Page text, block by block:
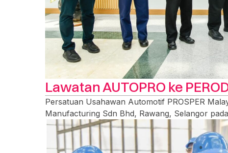
Lawatan AUTOPRO ke
Persatuan Usahawan Automotif PROSPER
Manufacturing Sdn Bhd, Rawang, Selangor